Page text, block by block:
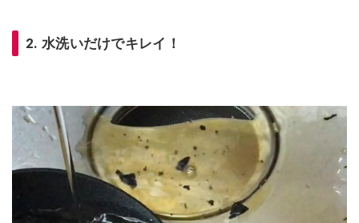
2. 水洗いだけでキレイ！